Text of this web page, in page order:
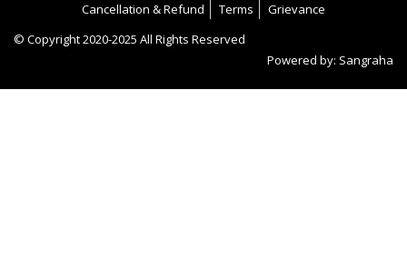
Cancellation & Refund
Terms
Grievance
© Copyright2020-2025 All Rights Reserved
Powered by: Sangraha